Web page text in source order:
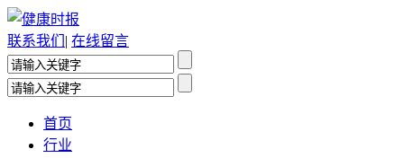
联系我们 | 在线留言
首页
行业